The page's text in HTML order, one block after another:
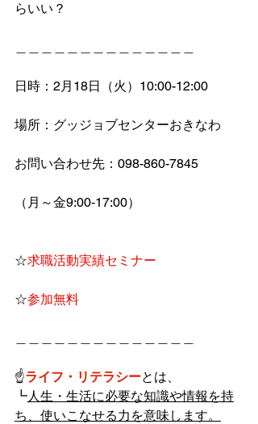
らいい？
日時：2月18日（火）10:00-12:00
場所：グッジョブセンターおきなわ
お問い合わせ先：098-860-7845
（月～金9:00‐17:00）
☆求職活動実績セミナー
☆参加無料
☝ライフ・リテラシーとは、
┗人生・生活に必要な知識や情報を持
ち、使いこなせる力を意味します。